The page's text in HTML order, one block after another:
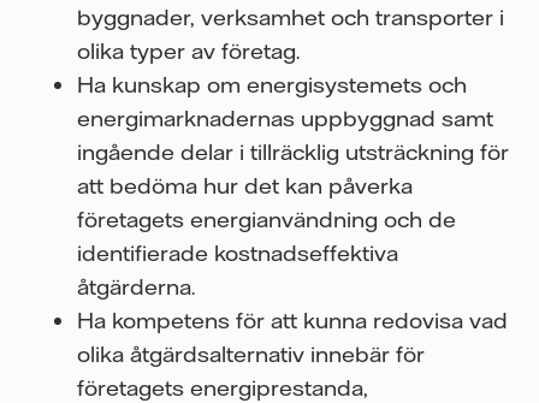
byggnader, verksamhet och transporter i
olika typer av företag.
Ha kunskap om energisystemets och
energimarknadernas uppbyggnad samt
ingående delar i tillräcklig utsträckning för
att bedöma hur det kan påverka
företagets energianvändning och de
identifierade kostnadseffektiva
åtgärderna.
Ha kompetens för att kunna redovisa vad
olika åtgärdsalternativ innebär för
företagets energiprestanda,